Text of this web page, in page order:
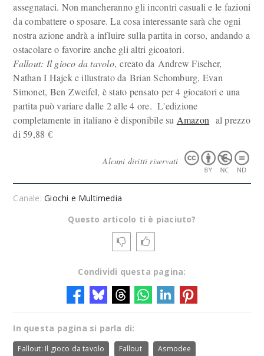
assegnataci. Non mancheranno gli incontri casuali e le fazioni
da combattere o sposare. La cosa interessante sarà che ogni
nostra azione andrà a influire sulla partita in corso, andando a
ostacolare o favorire anche gli altri gicoatori.
Fallout: Il gioco da tavolo, creato da Andrew Fischer,
Nathan I Hajek e illustrato da Brian Schomburg, Evan
Simonet, Ben Zweifel, è stato pensato per 4 giocatori e una
partita può variare dalle 2 alle 4 ore. L'edizione
completamente in italiano è disponibile su Amazon al prezzo
di 59,88 €
Alcuni diritti riservati
Canale:Giochi e Multimedia
Questo articolo ti è piaciuto?
Condividi questa pagina:
In questa pagina si parla di:
Fallout: Il gioco da tavolo Fallout Asmodee